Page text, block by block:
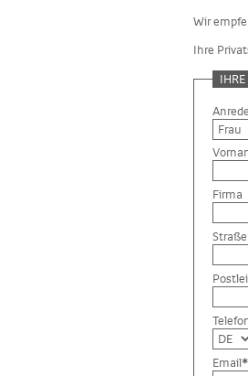
Wir
Ihre
IHRE
Anrede
Firma
Straße
Email*